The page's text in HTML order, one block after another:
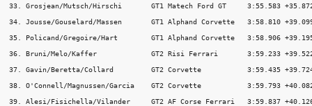
33. Grosjean/Mutsch/Hirschi       GT1 Matech Ford GT     3:55.583
34. Jousse/Gouselard/Massen       GT1 Alphand Corvette   3:58.810
35. Policand/Gregoire/Hart        GT1 Alphand Corvette   3:58.906
36. Bruni/Melo/Kaffer             GT2 Risi Ferrari       3:59.233
37. Gavin/Beretta/Collard         GT2 Corvette           3:59.435
38. O'Connell/Magnussen/Garcia    GT2 Corvette           3:59.793
39. Alesi/Fisichella/Vilander     GT2 AF Corse Ferrari   3:59.837